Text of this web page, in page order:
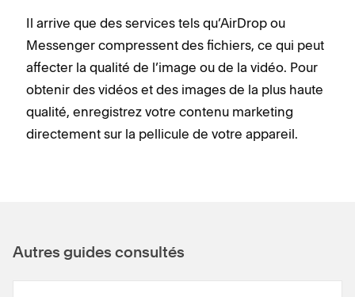
Il arrive que des services tels qu’AirDrop ou
Messenger compressent des fichiers, ce qui peut
affecter la qualité de l’image ou de la vidéo. Pour
obtenir des vidéos et des images de la plus haute
qualité, enregistrez votre contenu marketing
directement sur la pellicule de votre appareil.
Autres guides consultés